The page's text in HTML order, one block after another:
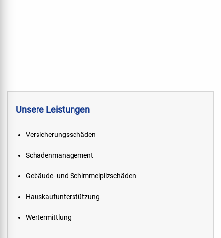
Unsere Leistungen
Versicherungsschäden
Schadenmanagement
Gebäude- und Schimmelpilzschäden
Hauskaufunterstützung
Wertermittlung